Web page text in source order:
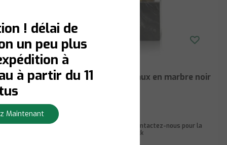
pour la
Diffuseur à roseaux en marbre noir
Contactez-nous pour la
disponibilité du stock
! délai de
un peu plus
à
à partir du 11
Maintenant